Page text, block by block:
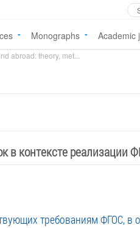
Monographs Academic
abroad: theory, met...
в контексте реализации
требованиям ФГОС, в